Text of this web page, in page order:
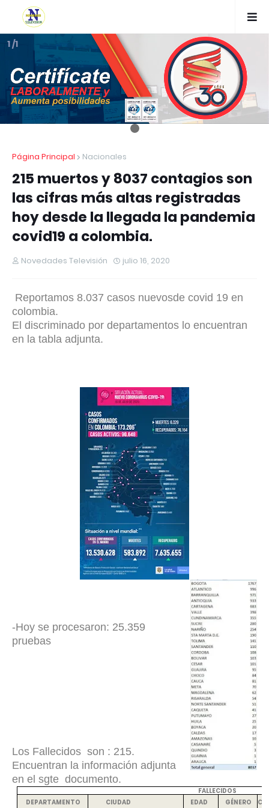
1 /1
Página Principal Nacionales
215 muertos y 8037 contagios son
las cifras más altas registradas
hoy desde la llegada la pandemia
covid19 a colombia.
Novedades Televisión julio 16, 2020
Reportamos 8.037 casos nuevosde covid 19 en
colombia.
El discriminado por departamentos lo encuentran
en la tabla adjunta.
-Hoy se procesaron: 25.359
pruebas
Los Fallecidos son : 215.
Encuentran la información adjunta
en el sgte documento.
FALLECIDOS
DEPARTAMENTO
CIUDAD EDAD GÉNERO